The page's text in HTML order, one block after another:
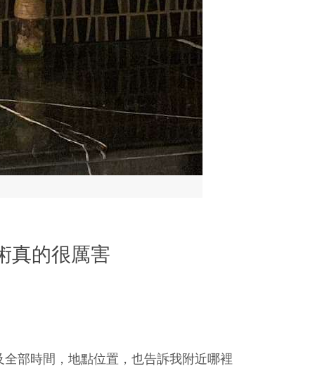
真的很厲害
部時間，地點位置，也告訴我附近哪裡